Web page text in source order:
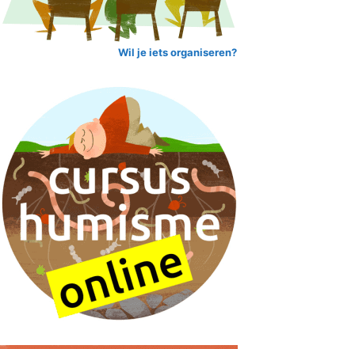
Wil je iets organiseren?